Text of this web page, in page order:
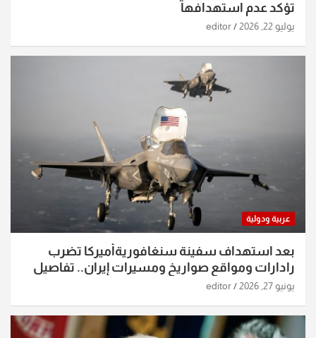
تؤكد عدم استهدافها
يوليو 22, 2026 editor
عربية ودولية
بعد استهداف سفينة سنغافوريةأميركا تضرب
رادارات ومواقع صواريخ ومسيرات إيران.. تفاصيل
الساعات الماضية
يونيو 27, 2026 editor